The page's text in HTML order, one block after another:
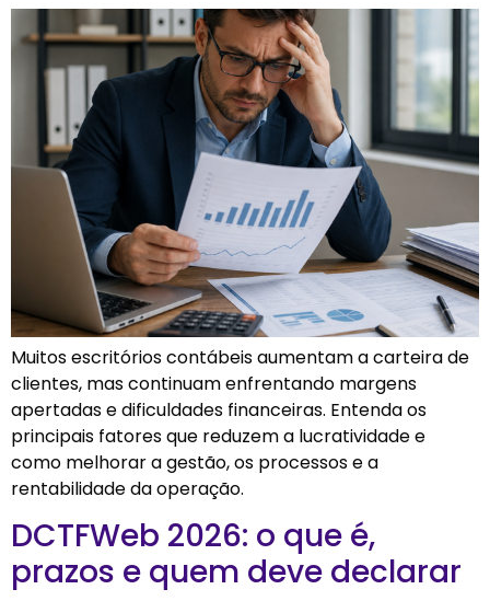
Muitos escritórios contábeis aumentam a carteira de
clientes, mas continuam enfrentando margens
apertadas e dificuldades financeiras. Entenda os
principais fatores que reduzem a lucratividade e
como melhorar a gestão, os processos e a
rentabilidade da operação.
DCTFWeb 2026: o que é,
prazos e quem deve declarar